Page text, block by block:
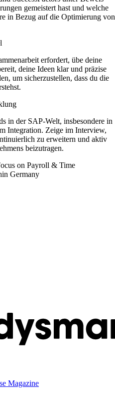
gemeistert hast und welche
in Bezug auf die Optimierung von
erfordert, übe deine
deine Ideen klar und präzise
um sicherzustellen, dass du die
in der SAP-Welt, insbesondere in
Integration. Zeige im Interview,
zu erweitern und aktiv
beizutragen.
on Payroll & Time
Germany
Magazine